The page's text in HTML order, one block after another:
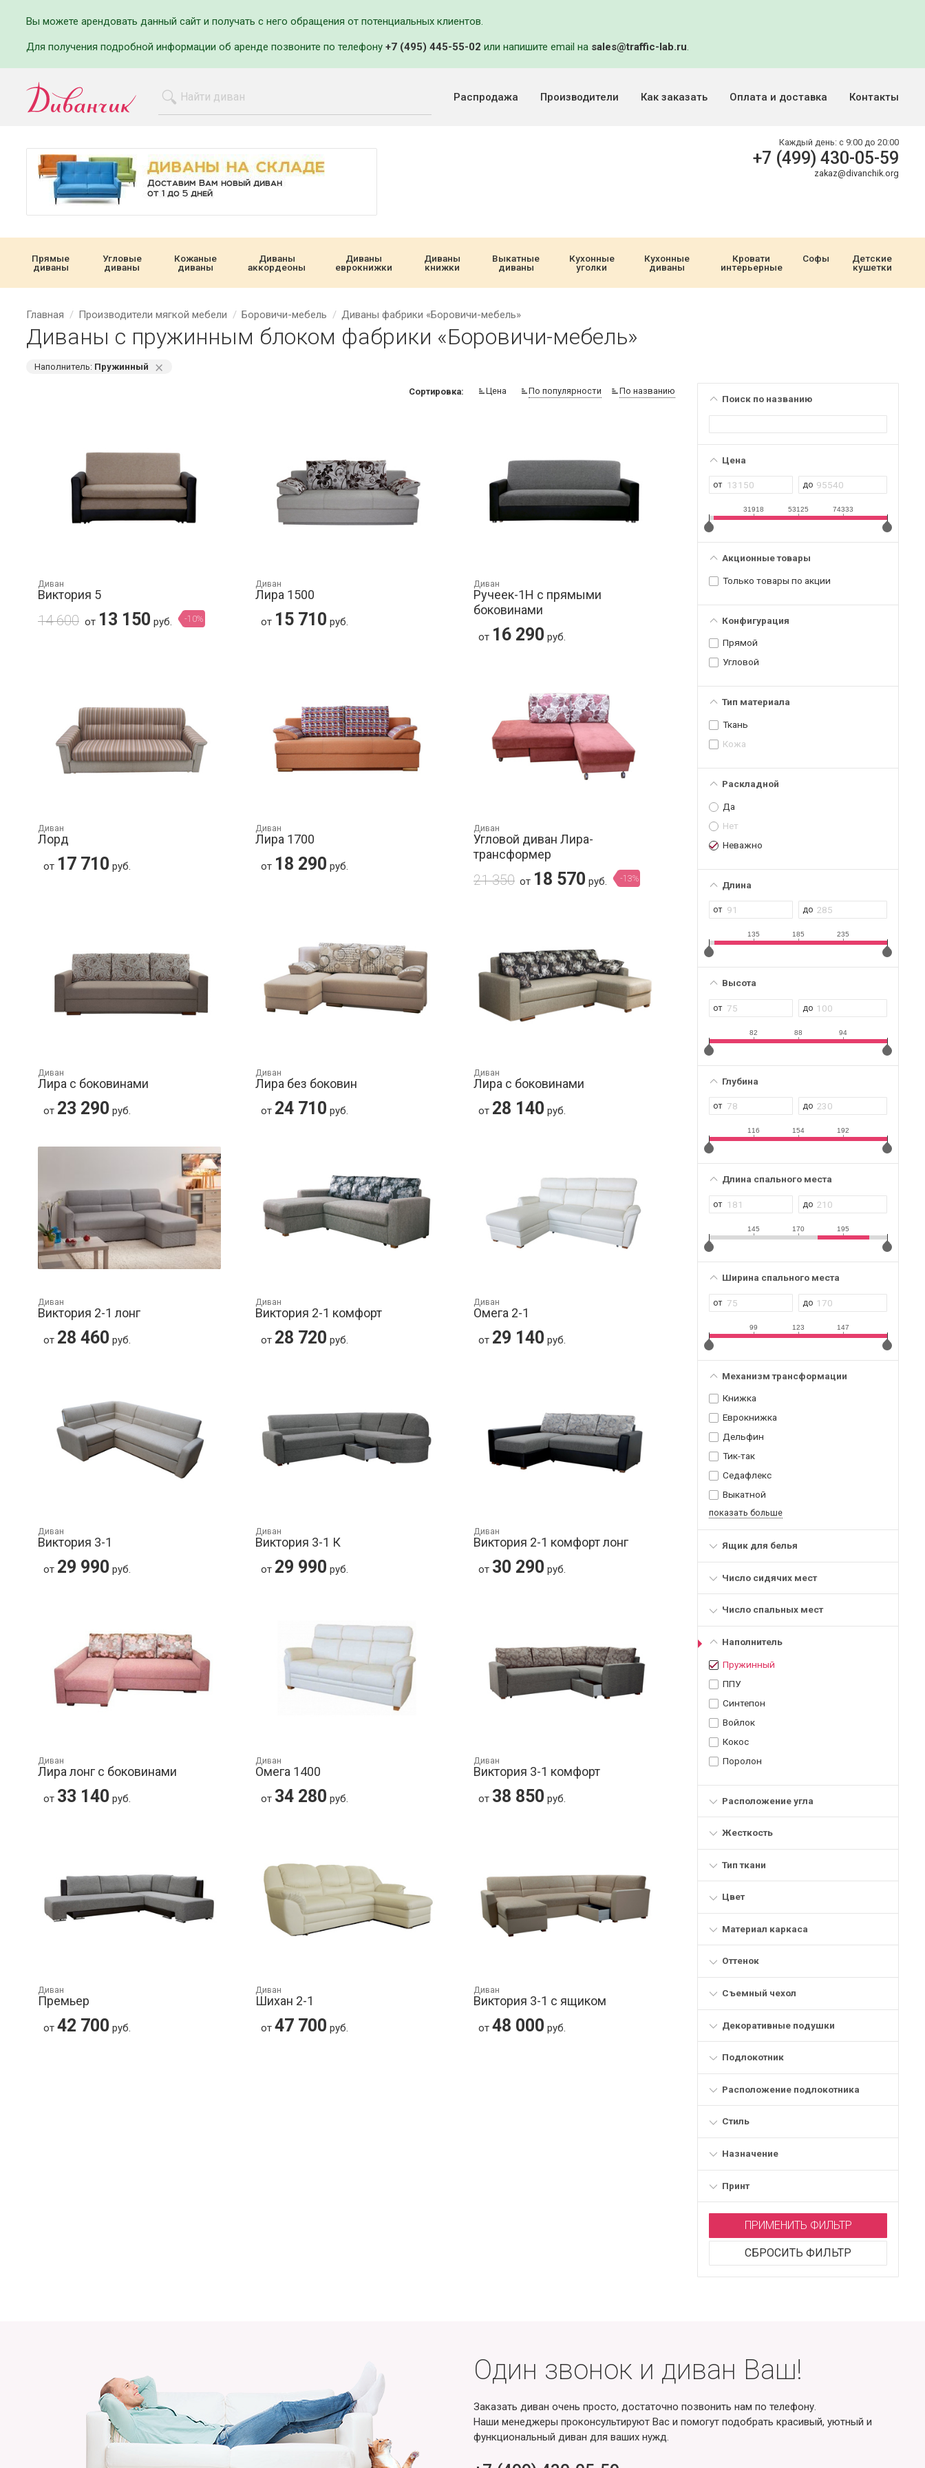
Вы можете арендовать данный сайт и получать с него обращения от потенциальных клиентов.
Для получения подробной информации об аренде позвоните по телефону +7 (495) 445-55-02 или напишите email на sales@traffic-lab.ru.
Распродажа Производители Как заказать Оплата и доставка Контакты
Каждый день: с 9:00 до 20:00
+7 (499) 430-05-59
zakaz@divanchik.org
Прямые
диваны
Угловые
диваны
Кожаные
диваны
Диваны
аккордеоны
Диваны
еврокнижки
Диваны
книжки
Выкатные
диваны
Кухонные
уголки
Кухонные
диваны
Кровати
интерьерные
Софы
Детские
кушетки
Главная Производители мягкой мебели Боровичи-мебель Диваны фабрики «Боровичи-мебель»
Диваны с пружинным блоком фабрики «Боровичи-мебель»
Поиск по названию
Цена
31918 53125 74333
Акционные товары
Только товары по акции
Конфигурация
Прямой
Угловой
Тип материала
Ткань
Кожа
Раскладной
Да
Нет
Неважно
Длина
135 185 235
Высота
82 88 94
Глубина
116 154 192
Длина спального места
145 170 195
Ширина спального места
99 123 147
Механизм трансформации
Книжка
Еврокнижка
Дельфин
Тик-так
Седафлекс
Выкатной
показать больше
Ящик для белья
Число сидячих мест
Число спальных мест
Наполнитель
Пружинный
ППУ
Синтепон
Войлок
Кокос
Поролон
Расположение угла
Жесткость
Тип ткани
Цвет
Материал каркаса
Оттенок
Съемный чехол
Декоративные подушки
Подлокотник
Расположение подлокотника
Стиль
Назначение
Принт
ПРИМЕНИТЬ ФИЛЬТР
СБРОСИТЬ ФИЛЬТР
Наполнитель: Пружинный ⨯
Сортировка: Цена По популярности По названию
Диван
Виктория 5
14 600 от 13 150 руб. -10%
Диван
Лира 1500
от 15 710 руб.
Диван
Ручеек-1Н с прямыми
боковинами
от 16 290 руб.
Диван
Лорд
от 17 710 руб.
Диван
Лира 1700
от 18 290 руб.
Диван
Угловой диван Лира-
трансформер
21 350 от 18 570 руб. -13%
Диван
Лира с боковинами
от 23 290 руб.
Диван
Лира без боковин
от 24 710 руб.
Диван
Лира с боковинами
от 28 140 руб.
Диван
Виктория 2-1 лонг
от 28 460 руб.
Диван
Виктория 2-1 комфорт
от 28 720 руб.
Диван
Омега 2-1
от 29 140 руб.
Диван
Виктория 3-1
от 29 990 руб.
Диван
Виктория 3-1 К
от 29 990 руб.
Диван
Виктория 2-1 комфорт лонг
от 30 290 руб.
Диван
Лира лонг с боковинами
от 33 140 руб.
Диван
Омега 1400
от 34 280 руб.
Диван
Виктория 3-1 комфорт
от 38 850 руб.
Диван
Премьер
от 42 700 руб.
Диван
Шихан 2-1
от 47 700 руб.
Диван
Виктория 3-1 с ящиком
от48 000 руб.
Один звонок и диван Ваш!
Заказать диван очень просто, достаточно позвонить нам по телефону.
Наши менеджеры проконсультируют Вас и помогут подобрать красивый, уютный и
функциональный диван для ваших нужд.